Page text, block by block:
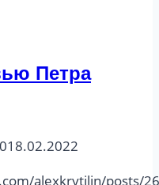
Петра
18.02.2022
alexkrytilin/posts/